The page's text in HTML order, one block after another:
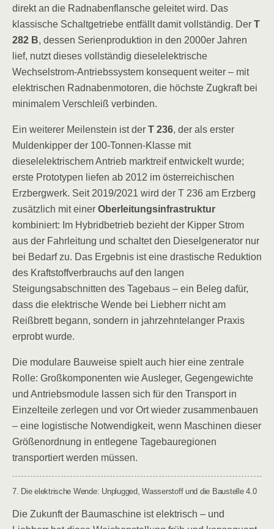
direkt an die Radnabenflansche geleitet wird. Das
klassische Schaltgetriebe entfällt damit vollständig. Der T
282 B, dessen Serienproduktion in den 2000er Jahren
lief, nutzt dieses vollständig dieselelektrische
Wechselstrom-Antriebssystem konsequent weiter – mit
elektrischen Radnabenmotoren, die höchste Zugkraft bei
minimalem Verschleiß verbinden.
Ein weiterer Meilenstein ist der T 236, der als erster
Muldenkipper der 100-Tonnen-Klasse mit
dieselelektrischem Antrieb marktreif entwickelt wurde;
erste Prototypen liefen ab 2012 im österreichischen
Erzbergwerk. Seit 2019/2021 wird der T 236 am Erzberg
zusätzlich mit einer Oberleitungsinfrastruktur
kombiniert: Im Hybridbetrieb bezieht der Kipper Strom
aus der Fahrleitung und schaltet den Dieselgenerator nur
bei Bedarf zu. Das Ergebnis ist eine drastische Reduktion
des Kraftstoffverbrauchs auf den langen
Steigungsabschnitten des Tagebaus – ein Beleg dafür,
dass die elektrische Wende bei Liebherr nicht am
Reißbrett begann, sondern in jahrzehntelanger Praxis
erprobt wurde.
Die modulare Bauweise spielt auch hier eine zentrale
Rolle: Großkomponenten wie Ausleger, Gegengewichte
und Antriebsmodule lassen sich für den Transport in
Einzelteile zerlegen und vor Ort wieder zusammenbauen
– eine logistische Notwendigkeit, wenn Maschinen dieser
Größenordnung in entlegene Tagebauregionen
transportiert werden müssen.
7. Die elektrische Wende: Unplugged, Wasserstoff und die Baustelle 4.0
Die Zukunft der Baumaschine ist elektrisch – und